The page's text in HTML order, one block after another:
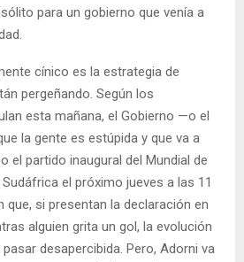
para un gobierno que venía a
cínico es la estrategia de
pergeñando. Según los
esta mañana, el Gobierno —o el
la gente es estúpida y que va a
el partido inaugural del Mundial de
el próximo jueves a las 11
que, si presentan la declaración en
alguien grita un gol, la evolución
desapercibida. Pero, Adorni va